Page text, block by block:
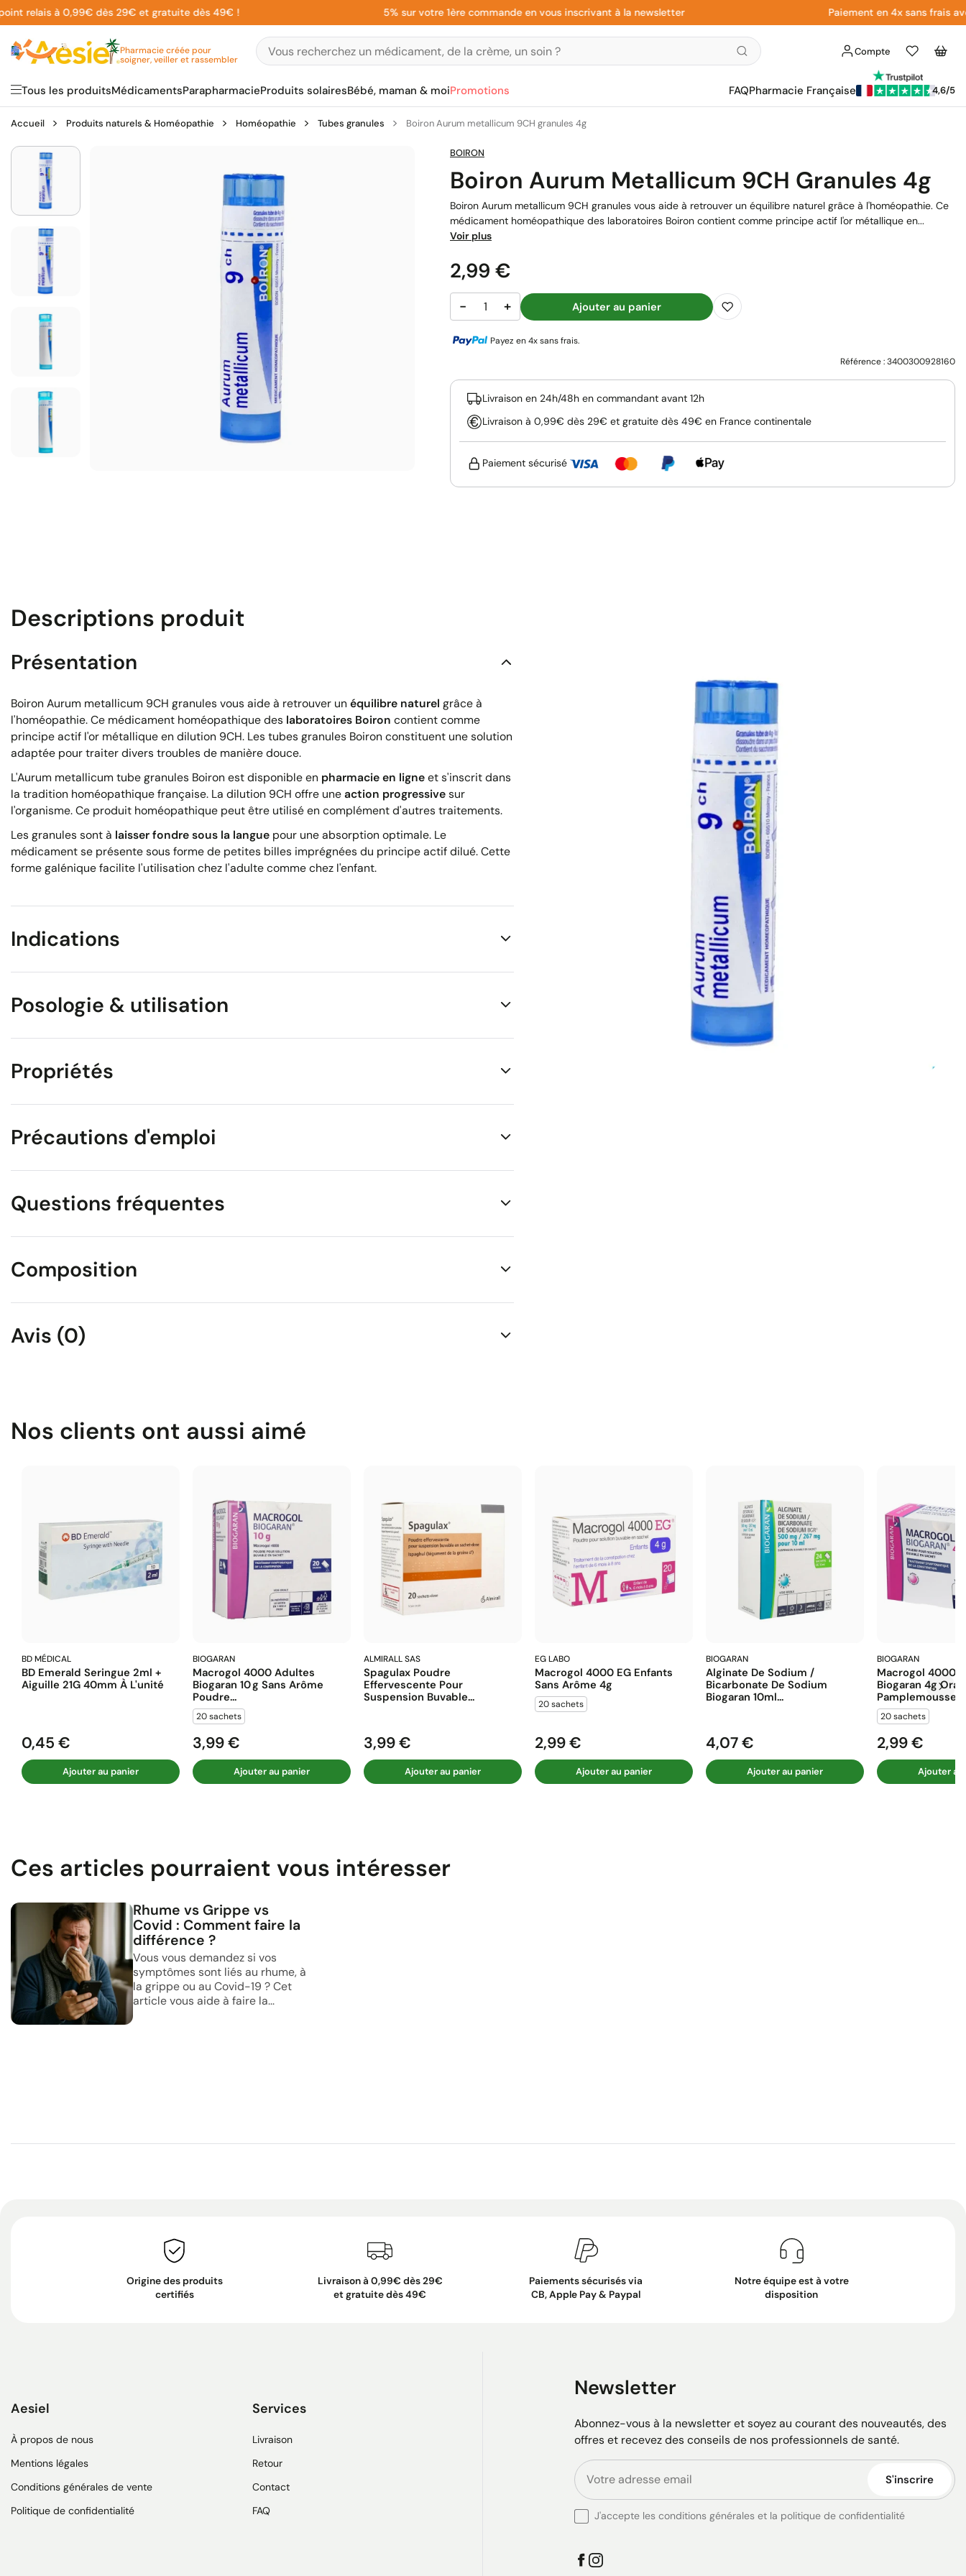
Aller
au
contenu
à 0,99€ dès 29€ et gratuite dès 49€ ! 5% sur votre 1ère commande en vous inscrivant à la newsletter Paiement en 4x sans frais avec
Pharmacie créée pour
soigner, veiller et rassembler
Compte
Liste
d'envies
Panier
Tous les produitsMédicamentsParapharmacieProduits solairesBébé, maman & moiPromotions FAQPharmacie Française 4,6/5
Accueil Produits naturels & Homéopathie Homéopathie Tubes granules Boiron Aurum metallicum 9CH granules 4g
BOIRON
Boiron Aurum Metallicum 9CH Granules 4g
Boiron Aurum metallicum 9CH granules vous aide à retrouver un équilibre naturel grâce à l'homéopathie. Ce
médicament homéopathique des laboratoires Boiron contient comme principe actif l'or métallique en...
Voir plus
Prix
2,99 €
− + Ajouter au panier
Payez en 4x sans frais.
Référence :3400300928160
Livraison en 24h/48h en commandant avant 12h
Livraison à 0,99€ dès 29€ et gratuite dès 49€ en France continentale
Paiement sécurisé
Descriptions produit
Présentation
Boiron Aurum metallicum 9CH granules vous aide à retrouver un équilibre naturel grâce à
l'homéopathie. Ce médicament homéopathique des laboratoires Boiron contient comme
principe actif l'or métallique en dilution 9CH. Les tubes granules Boiron constituent une solution
adaptée pour traiter divers troubles de manière douce.
L'Aurum metallicum tube granules Boiron est disponible en pharmacie en ligneet s'inscrit dans
la tradition homéopathique française. La dilution 9CH offre uneaction progressivesur
l'organisme. Ce produit homéopathique peut être utilisé en complément d'autres traitements.
Les granules sont à laisser fondre sous la langue pour une absorption optimale. Le
médicament se présente sous forme de petites billes imprégnées du principe actif dilué. Cette
forme galénique facilite l'utilisation chez l'adulte comme chez l'enfant.
Indications
Posologie & utilisation
Propriétés
Précautions d'emploi
Questions fréquentes
Composition
Avis (0)
Nos clients ont aussi aimé
BD MÉDICAL
BD Emerald Seringue 2ml +
Aiguille 21G 40mm À L'unité
Prix
0,45 €
Ajouter au panier
BIOGARAN
Macrogol 4000 Adultes
Biogaran 10 G Sans Arôme
Poudre...
20 sachets
Prix
3,99 €
Ajouter au panier
ALMIRALL SAS
Spagulax Poudre
Effervescente Pour
Suspension Buvable...
Prix
3,99 €
Ajouter au panier
EG LABO
Macrogol 4000 EG Enfants
Sans Arôme 4g
20 sachets
Prix
2,99 €
Ajouter au panier
BIOGARAN
Alginate De Sodium /
Bicarbonate De Sodium
Biogaran 10ml...
Prix
4,07 €
Ajouter au panier
BIOGARAN
Macrogol 4000
Biogaran 4g
Pamplemousse...
20 sachets
Prix
2,99 €
Ajouter au
Ces articles pourraient vous intéresser
Rhume vs Grippe vs
Covid : Comment faire la
différence ?
Vous vous demandez si vos
symptômes sont liés au rhume, à
la grippe ou au Covid-19 ? Cet
article vous aide à faire la...
Origine des produits
certifiés
Livraison à 0,99€ dès 29€
et gratuite dès 49€
Paiements sécurisés via
CB, Apple Pay & Paypal
Notre équipe est à votre
disposition
Aesiel
À propos de nous
Mentions légales
Conditions générales de vente
Politique de confidentialité
Services
Livraison
Retour
Contact
FAQ
Newsletter
Abonnez-vous à la newsletter et soyez au courant des nouveautés, des
offres et recevez des conseils de nos professionnels de santé.
S'inscrire
J'accepte les conditions générales et la politique de confidentialité